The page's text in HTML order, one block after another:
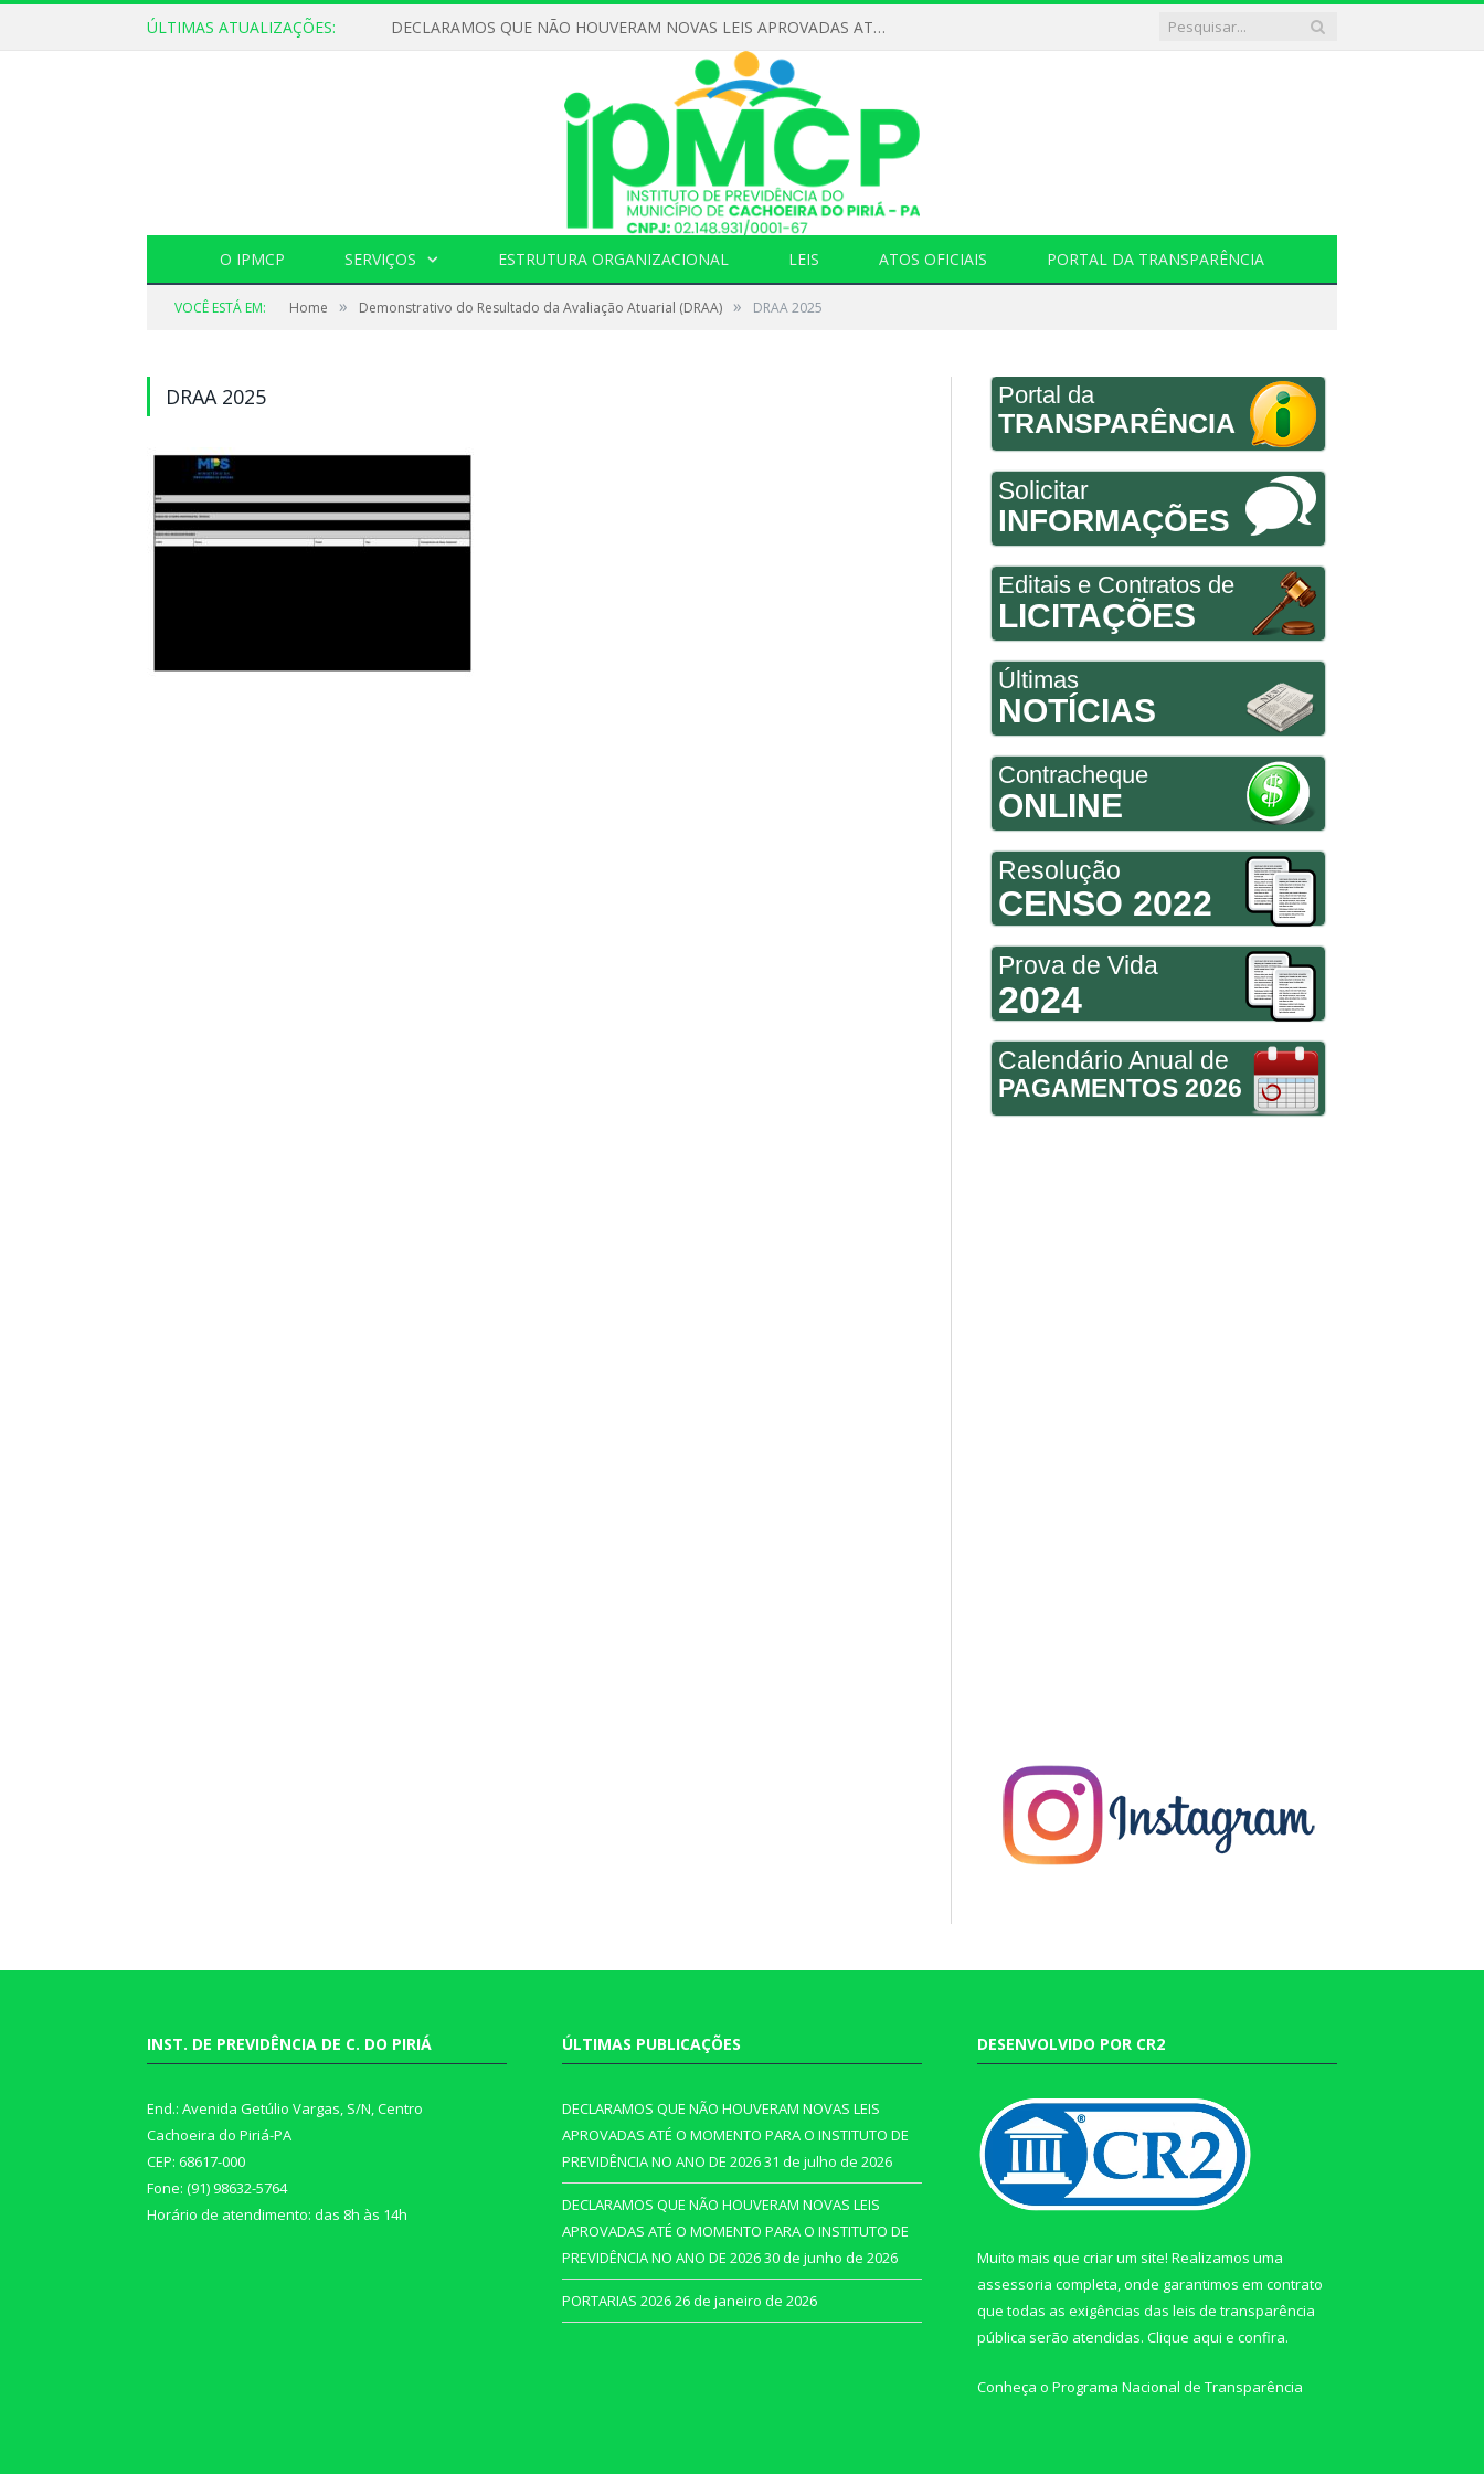
ÚLTIMAS ATUALIZAÇÕES: DECLARAMOS QUE NÃO HOUVERAM NOVAS LEIS APROVADAS ATÉ O MOMENTO PARA O INSTITUTO DE PREVIDÊNCIA NO ANO DE 2026
O IPMCP SERVIÇOS ESTRUTURA ORGANIZACIONAL LEIS ATOS OFICIAIS PORTAL DA TRANSPARÊNCIA
VOCÊ ESTÁ EM: Home » Demonstrativo do Resultado da Avaliação Atuarial (DRAA) » DRAA 2025
DRAA 2025 Portal da
TRANSPARÊNCIA
Solicitar
INFORMAÇÕES
Editais e Contratos de
LICITAÇÕES
Últimas
NOTÍCIAS
Contracheque
ONLINE
Resolução
CENSO 2022
Prova de Vida
2024
Calendário Anual de
PAGAMENTOS 2026
INST. DE PREVIDÊNCIA DE C. DO PIRIÁ
End.: Avenida Getúlio Vargas, S/N, Centro
Cachoeira do Piriá-PA
CEP: 68617-000
Fone: (91) 98632-5764
Horário de atendimento: das 8h às 14h
ÚLTIMAS PUBLICAÇÕES
DECLARAMOS QUE NÃO HOUVERAM NOVAS LEIS
APROVADAS ATÉ O MOMENTO PARA O INSTITUTO DE
PREVIDÊNCIA NO ANO DE 202631 de julho de 2026
DECLARAMOS QUE NÃO HOUVERAM NOVAS LEIS
APROVADAS ATÉ O MOMENTO PARA O INSTITUTO DE
PREVIDÊNCIA NO ANO DE 202630 de junho de 2026
PORTARIAS 202626 de janeiro de 2026
DESENVOLVIDO POR CR2
Muito mais que criar um site! Realizamos uma
assessoria completa, onde garantimos em contrato
que todas as exigências das leis de transparência
pública serão atendidas. Clique aqui e confira.
Conheça o Programa Nacional de Transparência